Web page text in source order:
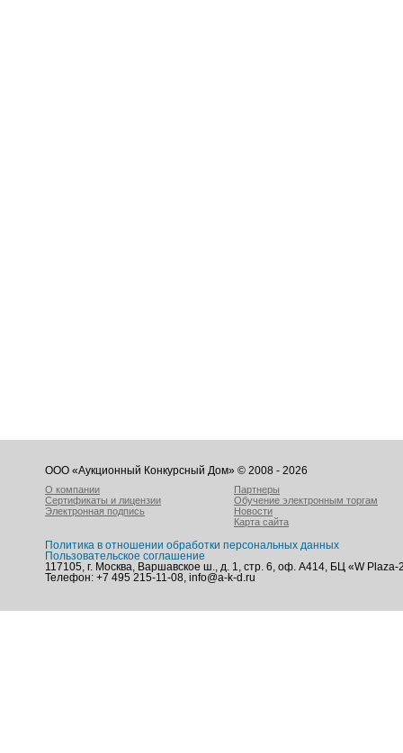
ООО «Аукционный Конкурсный Дом» © 2008 - 2026
О компании
Сертификаты и лицензии
Электронная подпись
Партнеры
Обучение электронным торгам
Новости
Карта сайта
Политика в отношении обработки персональных данных
Пользовательское соглашение
117105, г. Москва, Варшавское ш., д. 1, стр. 6, оф. А414, БЦ «W Plaza-
Телефон: +7 495 215-11-08, info@a-k-d.ru